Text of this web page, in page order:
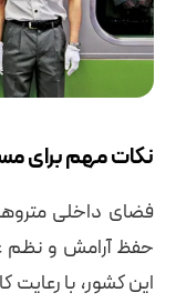
نکات مهم برای
فضای داخلی
حفظ آرامش و نظم
این کشور، با رعایت